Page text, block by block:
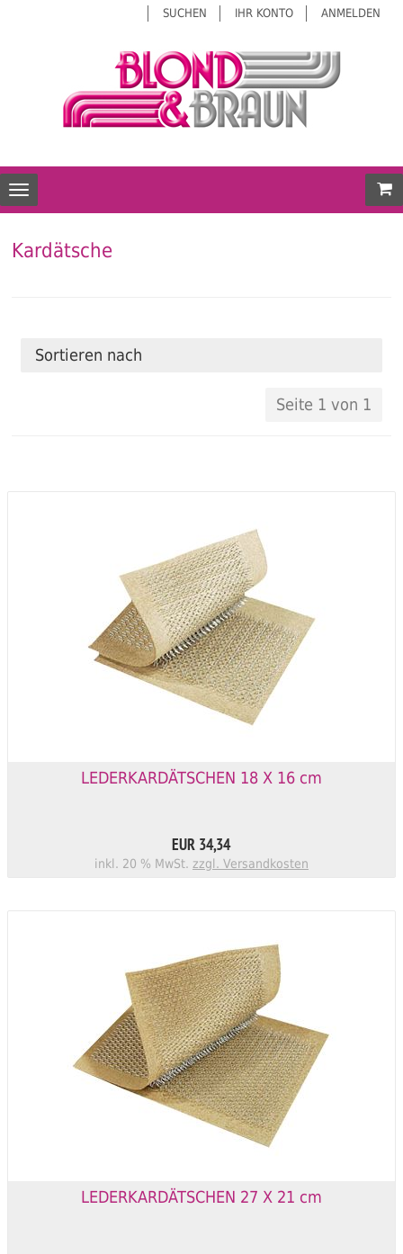
SUCHEN IHR KONTO ANMELDEN
Toggle navigation
Kardätsche
Sortieren nach
Seite 1 von 1
LEDERKARDÄTSCHEN 18 X 16 cm
EUR 34,34
inkl. 20 % MwSt. zzgl. Versandkosten
LEDERKARDÄTSCHEN 27 X 21 cm